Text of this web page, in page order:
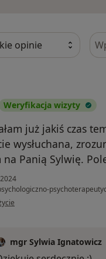
Weryfikacja wizyty
już jakiś czas
wysłuchana,
na Panią Sylwię.
KC
mgr Sylwia Ignatowicz